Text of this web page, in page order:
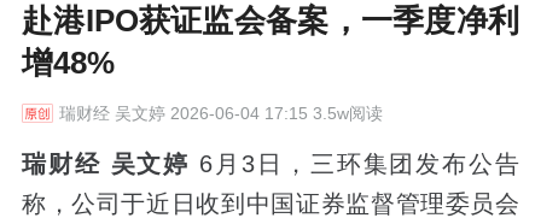
赴港IPO获证监会备案，一季度净利
增48%
瑞财经吴文婷 2026-06-04 17:15 3.5w阅读
瑞财经 吴文婷 6月3日，三环集团发布公告
称，公司于近日收到中国证券监督管理委员会